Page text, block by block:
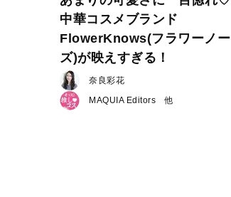
中華コスメブランド
FlowerKnows(フラワーノー
ズ)が映えすぎる！
奈良彩花
MAQUIA Editors